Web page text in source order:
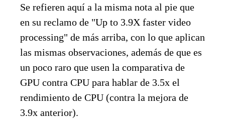
Se refieren aquí a la misma nota al pie que
en su reclamo de "Up to 3.9X faster video
processing" de más arriba, con lo que aplican
las mismas observaciones, además de que es
un poco raro que usen la comparativa de
GPU contra CPU para hablar de 3.5x el
rendimiento de CPU (contra la mejora de
3.9x anterior).